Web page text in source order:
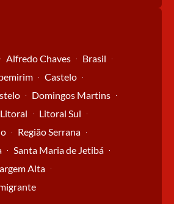
Alfredo Chaves
Brasil
Castelo
Domingos Martins
Litoral
Litoral Sul
Região Serrana
Santa Maria de Jetibá
Alta